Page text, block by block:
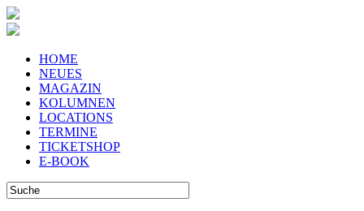
HOME
NEUES
MAGAZIN
KOLUMNEN
LOCATIONS
TERMINE
TICKETSHOP
E-BOOK